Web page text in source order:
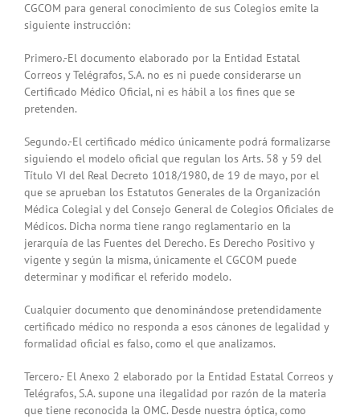
CGCOM para general conocimiento de sus Colegios emite la
siguiente instrucción:
Primero.-El documento elaborado por la Entidad Estatal
Correos y Telégrafos, S.A. no es ni puede considerarse un
Certificado Médico Oficial, ni es hábil a los fines que se
pretenden.
Segundo.-El certificado médico únicamente podrá formalizarse
siguiendo el modelo oficial que regulan los Arts. 58 y 59 del
Título VI del Real Decreto 1018/1980, de 19 de mayo, por el
que se aprueban los Estatutos Generales de la Organización
Médica Colegial y del Consejo General de Colegios Oficiales de
Médicos. Dicha norma tiene rango reglamentario en la
jerarquía de las Fuentes del Derecho. Es Derecho Positivo y
vigente y según la misma, únicamente el CGCOM puede
determinar y modificar el referido modelo.
Cualquier documento que denominándose pretendidamente
certificado médico no responda a esos cánones de legalidad y
formalidad oficial es falso, como el que analizamos.
Tercero.- El Anexo 2 elaborado por la Entidad Estatal Correos y
Telégrafos, S.A. supone una ilegalidad por razón de la materia
que tiene reconocida la OMC. Desde nuestra óptica, como